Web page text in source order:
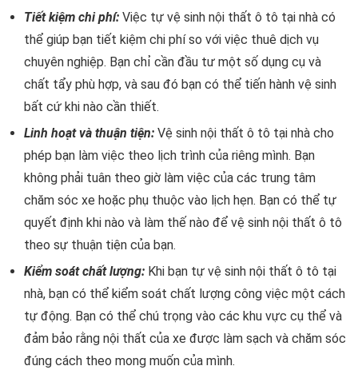
Tiết kiệm chi phí: Việc tự vệ sinh nội thất ô tô tại nhà có
thể giúp bạn tiết kiệm chi phí so với việc thuê dịch vụ
chuyên nghiệp. Bạn chỉ cần đầu tư một số dụng cụ và
chất tẩy phù hợp, và sau đó bạn có thể tiến hành vệ sinh
bất cứ khi nào cần thiết.
Linh hoạt và thuận tiện: Vệ sinh nội thất ô tô tại nhà cho
phép bạn làm việc theo lịch trình của riêng mình. Bạn
không phải tuân theo giờ làm việc của các trung tâm
chăm sóc xe hoặc phụ thuộc vào lịch hẹn. Bạn có thể tự
quyết định khi nào và làm thế nào để vệ sinh nội thất ô tô
theo sự thuận tiện của bạn.
Kiểm soát chất lượng: Khi bạn tự vệ sinh nội thất ô tô tại
nhà, bạn có thể kiểm soát chất lượng công việc một cách
tự động. Bạn có thể chú trọng vào các khu vực cụ thể và
đảm bảo rằng nội thất của xe được làm sạch và chăm sóc
đúng cách theo mong muốn của mình.